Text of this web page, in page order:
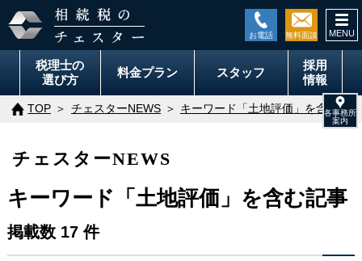
税理士の
選び方
料金プラン スタッフ
採用
情報
TOP チェスターNEWS キーワード「土地評価」を含む記事
チェスターNEWS
キーワード「土地評価」を含む記事
掲載数 17 件